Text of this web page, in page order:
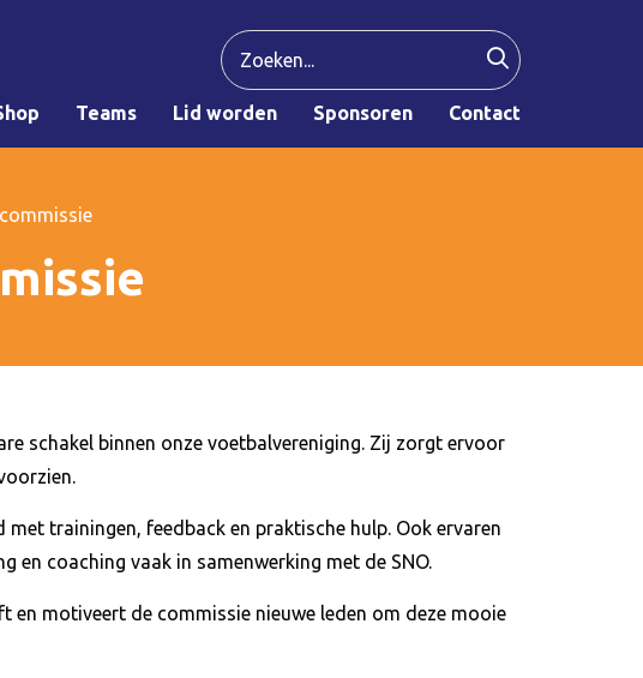
Teams Lid worden Sponsoren Contact
schakel binnen onze voetbalvereniging. Zij zorgt ervoor
trainingen, feedback en praktische hulp. Ook ervaren
en coaching vaak in samenwerking met de SNO.
en motiveert de commissie nieuwe leden om deze mooie